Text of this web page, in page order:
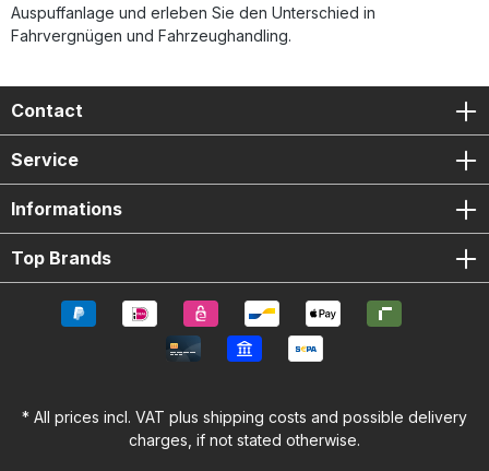
Auspuffanlage und erleben Sie den Unterschied in
Fahrvergnügen und Fahrzeughandling.
Contact
Service
Informations
Top Brands
* All prices incl. VAT plus shipping costs and possible delivery
charges, if not stated otherwise.